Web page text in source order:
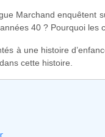
Marchand enquêtent
40 ? Pourquoi les
à une histoire
cette histoire.